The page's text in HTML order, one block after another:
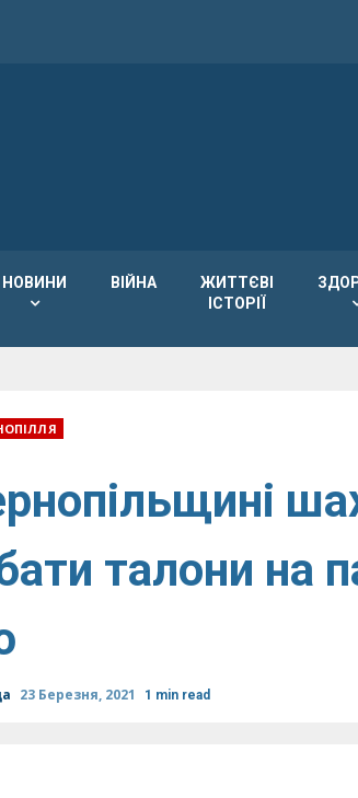
НОВИНИ ВІЙНА
ЖИТТЄВІ
ІСТОРІЇ
талони на
23 Березня, 2021 1 min read